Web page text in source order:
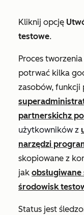
Kliknij opcję
testowe.
Proces
potrwać kilka
zasobów,
partnerskichz
użytkowników z
narzędzi
skopiowane z
jak
środowisk
Status jest